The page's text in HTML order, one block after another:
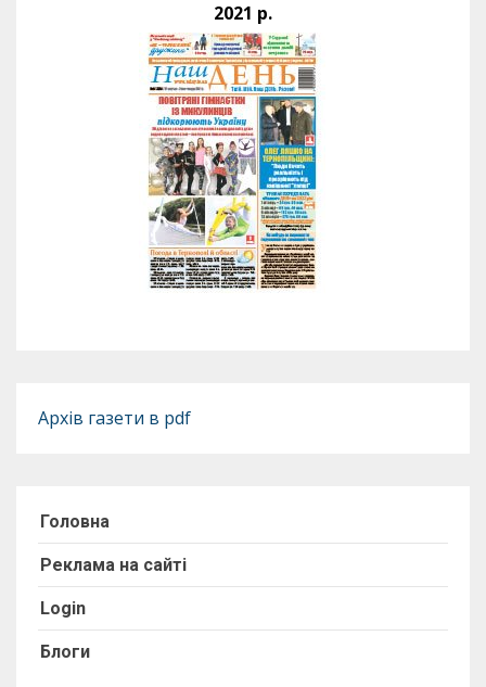
2021 р.
Архів газети в pdf
Головна
Реклама на сайті
Login
Блоги